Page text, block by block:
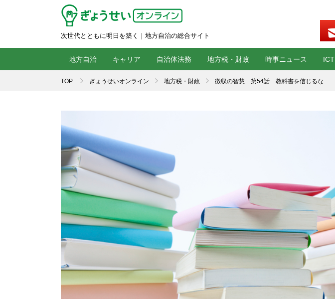
次世代とともに明日を築く｜地方自治の総合サイト
地方自治 キャリア 自治体法務 地方税・財政 時事ニュース ICT
TOP ぎょうせいオンライン 地方税・財政 徴収の智慧 第54話 教科書を信じるな